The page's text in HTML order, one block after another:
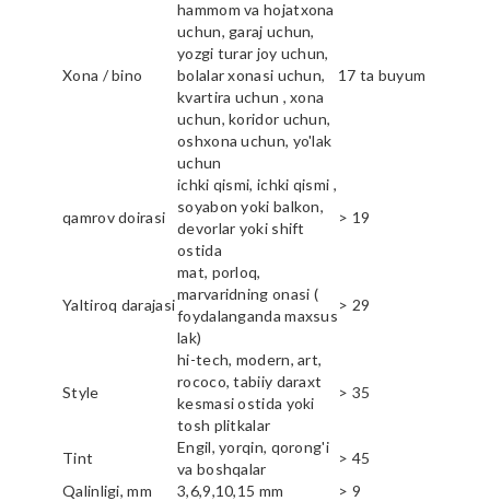
Xona / bino
hammom va hojatxona
uchun, garaj uchun,
yozgi turar joy uchun,
bolalar xonasi uchun,
kvartira uchun , xona
uchun, koridor uchun,
oshxona uchun, yo'lak
uchun
17 ta buyum
qamrov doirasi
ichki qismi, ichki qismi ,
soyabon yoki balkon,
devorlar yoki shift
ostida
> 19
Yaltiroq darajasi
mat, porloq,
marvaridning onasi (
foydalanganda maxsus
lak)
> 29
Style
hi-tech, modern, art,
rococo, tabiiy daraxt
kesmasi ostida yoki
tosh plitkalar
> 35
Tint
Engil, yorqin, qorong'i
va boshqalar
> 45
Qalinligi, mm
3,6,9,10,15 mm > 9